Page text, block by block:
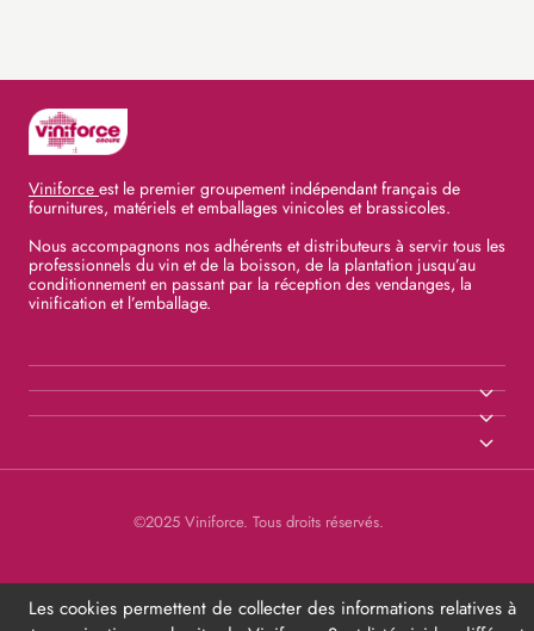
Viniforce est le premier groupement indépendant français de
fournitures, matériels et emballages vinicoles et brassicoles.
Nous accompagnons nos adhérents et distributeurs à servir tous les
professionnels du vin et de la boisson, de la plantation jusqu’au
conditionnement en passant par la réception des vendanges, la
vinification et l’emballage.
©2025 Viniforce. Tous droits réservés.
Les cookies permettent de collecter des informations relatives à